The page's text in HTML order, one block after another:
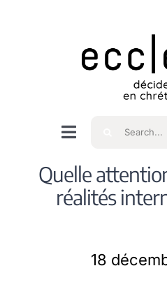
Navigation
bascule
Accueil
Intéressés
Rechercher
Quelle
réalités
18